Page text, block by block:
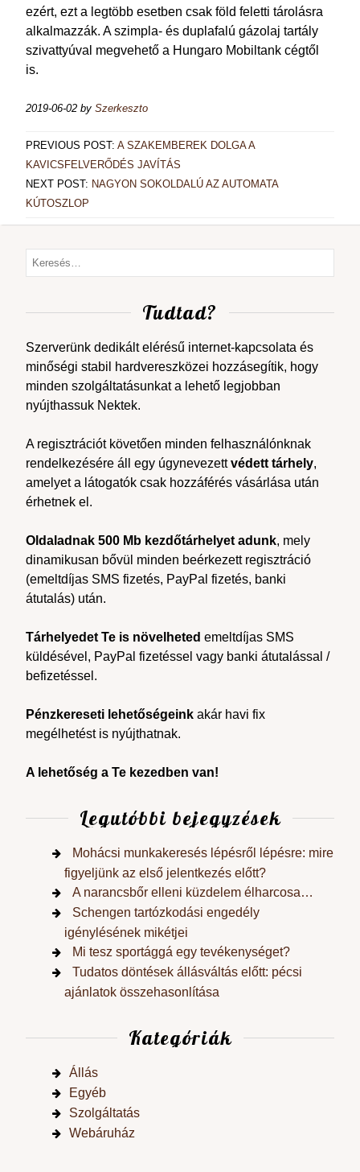
ezért, ezt a legtöbb esetben csak föld feletti tárolásra
alkalmazzák. A szimpla- és duplafalú gázolaj tartály
szivattyúval megvehető a Hungaro Mobiltank cégtől
is.
2019-06-02 by Szerkeszto
PREVIOUS POST: A SZAKEMBEREK DOLGA A
KAVICSFELVERŐDÉS JAVÍTÁS
NEXT POST: NAGYON SOKOLDALÚ AZ AUTOMATA
KÚTOSZLOP
Tudtad?
Szerverünk dedikált elérésű internet-kapcsolata és
minőségi stabil hardvereszközei hozzásegítik, hogy
minden szolgáltatásunkat a lehető legjobban
nyújthassuk Nektek.
A regisztrációt követően minden felhasználónknak
rendelkezésére áll egy úgynevezettvédett tárhely,
amelyet a látogatók csak hozzáférés vásárlása után
érhetnek el.
Oldaladnak 500 Mb kezdőtárhelyet adunk, mely
dinamikusan bővül minden beérkezett regisztráció
(emeltdíjas SMS fizetés, PayPal fizetés, banki
átutalás) után.
Tárhelyedet Te is növelheted emeltdíjas SMS
küldésével, PayPal fizetéssel vagy banki átutalással /
befizetéssel.
Pénzkereseti lehetőségeink akár havi fix
megélhetést is nyújthatnak.
A lehetőség a Te kezedben van!
Legutóbbi bejegyzések
Mohácsi munkakeresés lépésről lépésre: mire
figyeljünk az első jelentkezés előtt?
A narancsbőr elleni küzdelem élharcosa…
Schengen tartózkodási engedély
igénylésének mikétjei
Mi tesz sportággá egy tevékenységet?
Tudatos döntések állásváltás előtt: pécsi
ajánlatok összehasonlítása
Kategóriák
Állás
Egyéb
Szolgáltatás
Webáruház